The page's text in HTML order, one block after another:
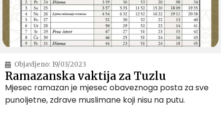
Objavljeno: 19/03/2023
Ramazanska vaktija za Tuzlu
Mjesec ramazan je mjesec obaveznoga posta za sve
punoljetne, zdrave muslimane koji nisu na putu.